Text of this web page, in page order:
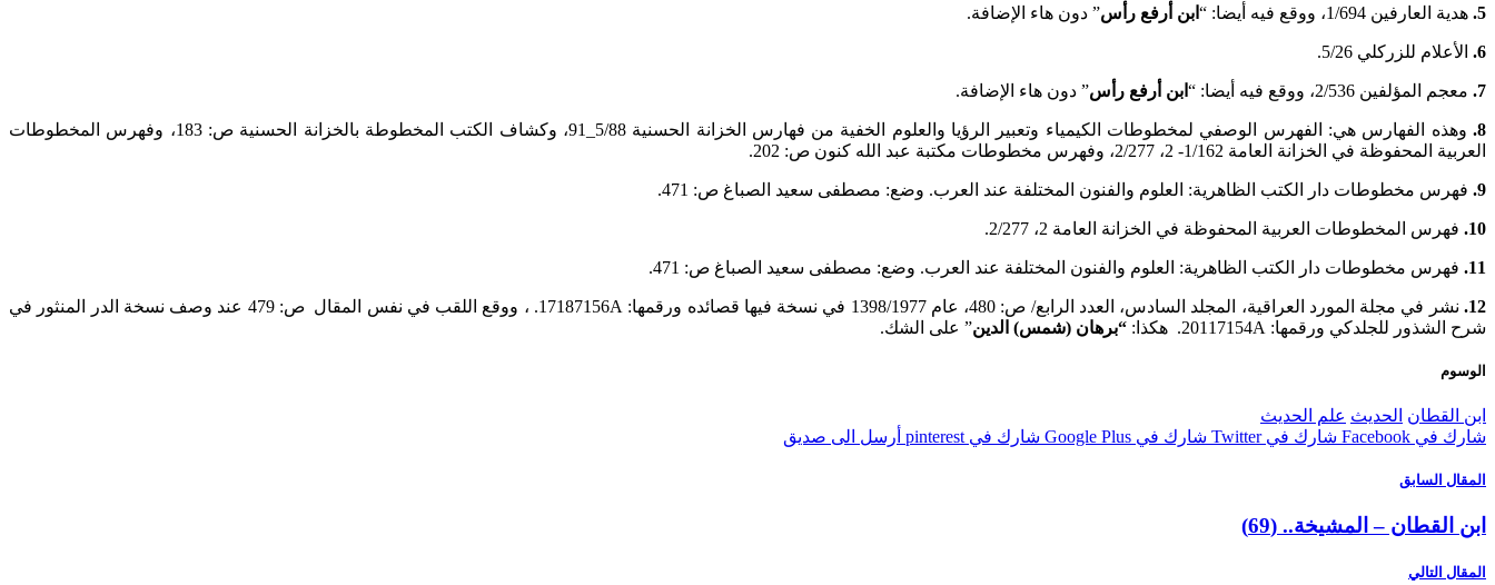
5. هدية العارفين 1/694، ووقع فيه أيضا: “ ابن أرفع رأس” دون هاء الإضافة.
6. الأعلام للزركلي 5/26.
7. معجم المؤلفين 2/536، ووقع فيه أيضا: “ ابن أرفع رأس” دون هاء الإضافة.
8.
وهذه الفهارس هي: الفهرس الوصفي لمخطوطات الكيمياء وتعبير الرؤيا والعلوم الخفية من فهارس الخزانة الحسنية 5/88_91، وكشاف الكتب المخطوطة بالخزانة الحسنية ص: 183، وفهرس المخطوطات
العربية المحفوظة في الخزانة العامة 1/162- 2، 2/277، وفهرس مخطوطات مكتبة عبد الله كنون ص: 202.
9. فهرس مخطوطات دار الكتب الظاهرية: العلوم والفنون المختلفة عند العرب. وضع: مصطفى سعيد الصباغ ص: 471.
10. فهرس المخطوطات العربية المحفوظة في الخزانة العامة 2، 2/277.
11. فهرس مخطوطات دار الكتب الظاهرية: العلوم والفنون المختلفة عند العرب. وضع: مصطفى سعيد الصباغ ص: 471.
12.
نشر في مجلة المورد العراقية، المجلد السادس، العدد الرابع/ ص: 480، عام 1398/1977 في نسخة فيها قصائده ورقمها: 17187156A. ، ووقع اللقب في نفس المقال ص: 479 عند وصف نسخة الدر المنثور في
شرح الشذور للجلدكي ورقمها: 20117154A. هكذا:
“برهان (شمس) الدين” على الشك.
الوسوم
ابن القطان الحديث علم الحديث
شارك في Facebook
شارك في Twitter شارك في Google Plus شارك في pinterest أرسل الى صديق
المقال السابق
ابن القطان – المشيخة.. (69)
المقال التالي